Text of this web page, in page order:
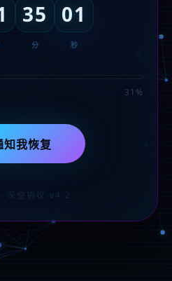
35
分
01
秒
31%
知我恢复
深空协议 v4.2